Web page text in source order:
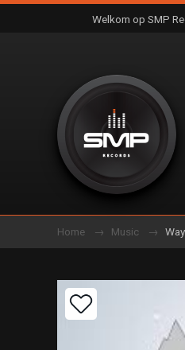
Welkom op SMP
Home Music